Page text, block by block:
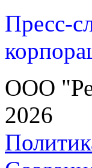
Пресс-
ООО
2026